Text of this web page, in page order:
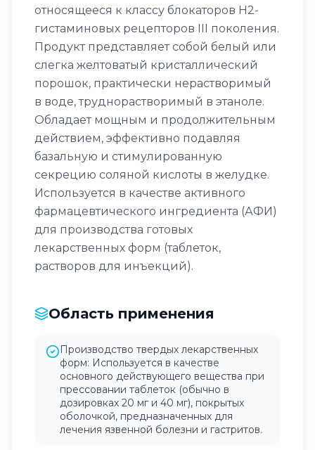
относящееся к классу блокаторов H2-
гистаминовых рецепторов III поколения.
Продукт представляет собой белый или
слегка желтоватый кристаллический
порошок, практически нерастворимый
в воде, труднорастворимый в этаноле.
Обладает мощным и продолжительным
действием, эффективно подавляя
базальную и стимулированную
секрецию соляной кислоты в желудке.
Используется в качестве активного
фармацевтического ингредиента (АФИ)
для производства готовых
лекарственных форм (таблеток,
растворов для инъекций).
Область применения
Производство твердых лекарственных
форм: Используется в качестве
основного действующего вещества при
прессовании таблеток (обычно в
дозировках 20 мг и 40 мг), покрытых
оболочкой, предназначенных для
лечения язвенной болезни и гастритов.